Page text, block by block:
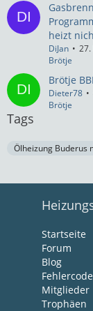
heizt
DiJan
Brötje
Brötje
Dieter78
Brötje
Tags
Ölheizung Buderus
Startseite
Forum
Blog
Fehlercode
Mitglieder
Trophäen